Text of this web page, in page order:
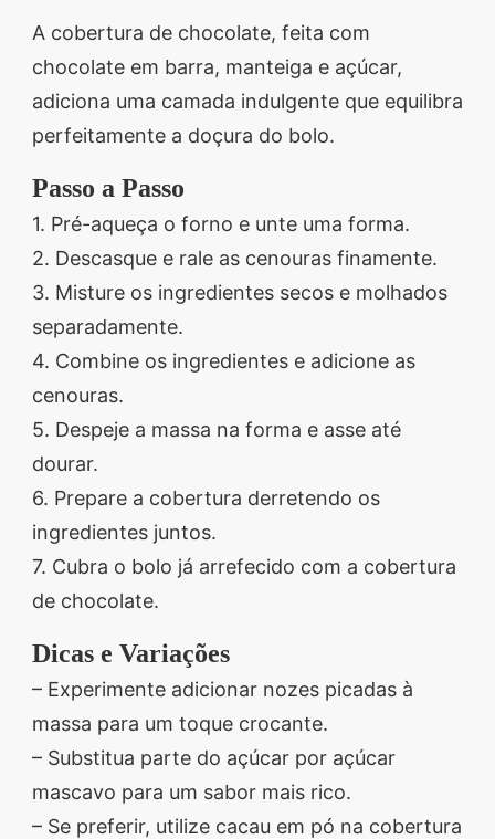
A cobertura de chocolate, feita com
chocolate em barra, manteiga e açúcar,
adiciona uma camada indulgente que equilibra
perfeitamente a doçura do bolo.
Passo a Passo
1. Pré-aqueça o forno e unte uma forma.
2. Descasque e rale as cenouras finamente.
3. Misture os ingredientes secos e molhados
separadamente.
4. Combine os ingredientes e adicione as
cenouras.
5. Despeje a massa na forma e asse até
dourar.
6. Prepare a cobertura derretendo os
ingredientes juntos.
7. Cubra o bolo já arrefecido com a cobertura
de chocolate.
Dicas e Variações
– Experimente adicionar nozes picadas à
massa para um toque crocante.
– Substitua parte do açúcar por açúcar
mascavo para um sabor mais rico.
– Se preferir, utilize cacau em pó na cobertura